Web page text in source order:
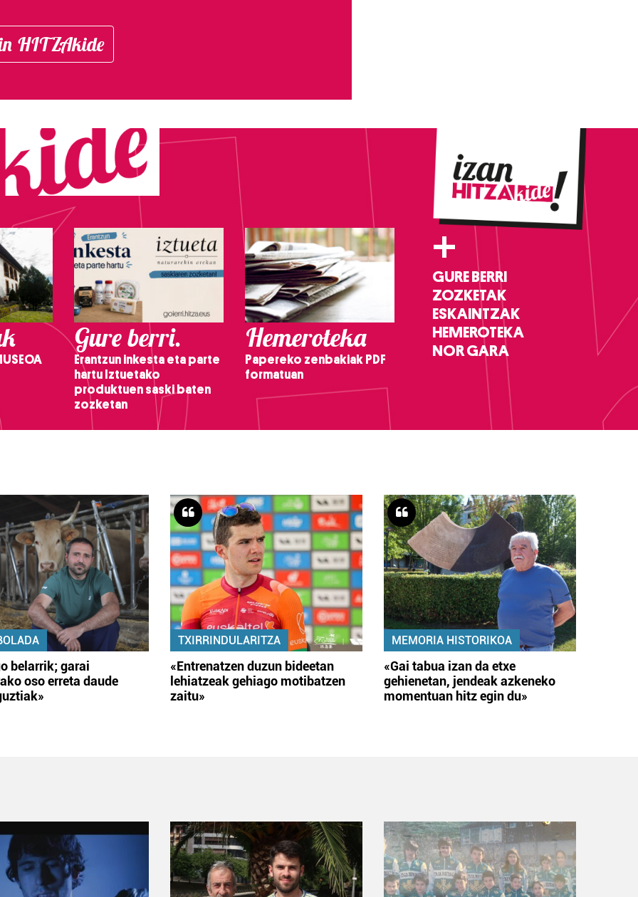
HITZAkide
Gure berri.
Erantzun inkesta eta parte
hartu Iztuetako
produktuen saski baten
zozketan
Hemeroteka
Papereko zenbakiak PDF
formatuan
+
GURE BERRI
ZOZKETAK
ESKAINTZAK
HEMEROTEKA
NOR GARA
belarrik; garai
oso erreta daude
TXIRRINDULARITZA
«Entrenatzen duzun bideetan
lehiatzeak gehiago motibatzen
zaitu»
MEMORIA HISTORIKOA
«Gai tabua izan da etxe
gehienetan, jendeak azkeneko
momentuan hitz egin du»